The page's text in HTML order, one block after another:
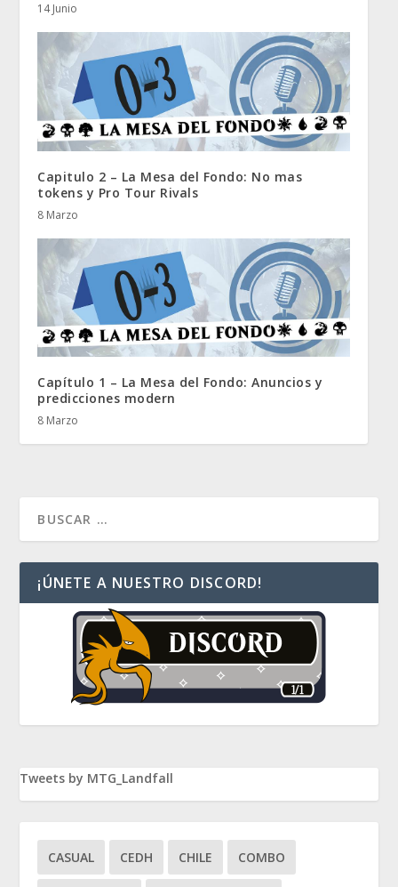
14 Junio
Capitulo 2 – La Mesa del Fondo: No mas
tokens y Pro Tour Rivals
8 Marzo
Capítulo 1 – La Mesa del Fondo: Anuncios y
predicciones modern
8 Marzo
¡ÚNETE A NUESTRO DISCORD!
Tweets by MTG_Landfall
CASUAL CEDH CHILE COMBO